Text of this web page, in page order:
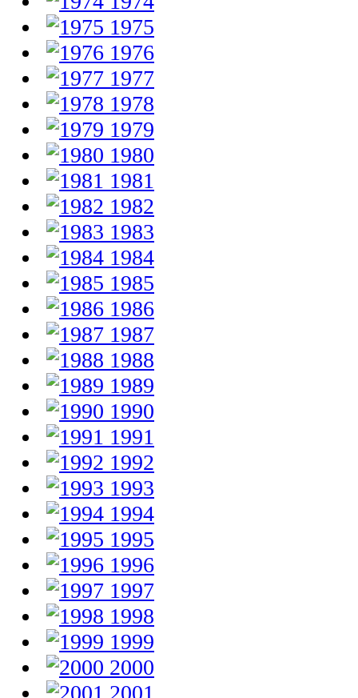
1975
1976
1977
1978
1979
1980
1981
1982
1983
1984
1985
1986
1987
1988
1989
1990
1991
1992
1993
1994
1995
1996
1997
1998
1999
2000
2001